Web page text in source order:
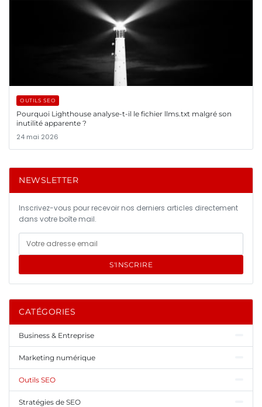
OUTILS SEO
Pourquoi Lighthouse analyse-t-il le fichier llms.txt malgré son
inutilité apparente ?
24 mai 2026
NEWSLETTER
Inscrivez-vous pour recevoir nos derniers articles directement
dans votre boîte mail.
S'INSCRIRE
CATÉGORIES
Business & Entreprise
Marketing numérique
Outils SEO
Stratégies de SEO